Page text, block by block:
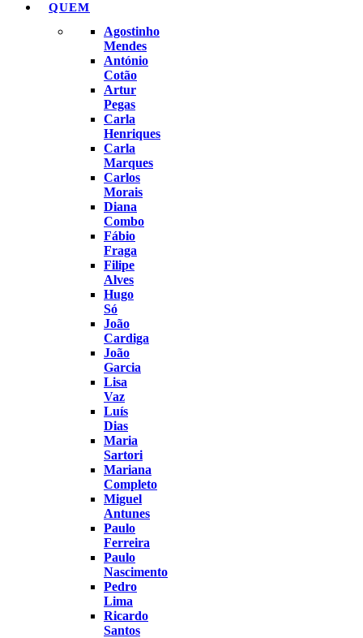
QUEM
Agostinho
Mendes
António
Cotão
Artur
Pegas
Carla
Henriques
Carla
Marques
Carlos
Morais
Diana
Combo
Fábio
Fraga
Filipe
Alves
Hugo
Só
João
Cardiga
João
Garcia
Lisa
Vaz
Luís
Dias
Maria
Sartori
Mariana
Completo
Miguel
Antunes
Paulo
Ferreira
Paulo
Nascimento
Pedro
Lima
Ricardo
Santos